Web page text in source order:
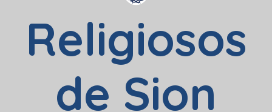
Religiosos
de Sion